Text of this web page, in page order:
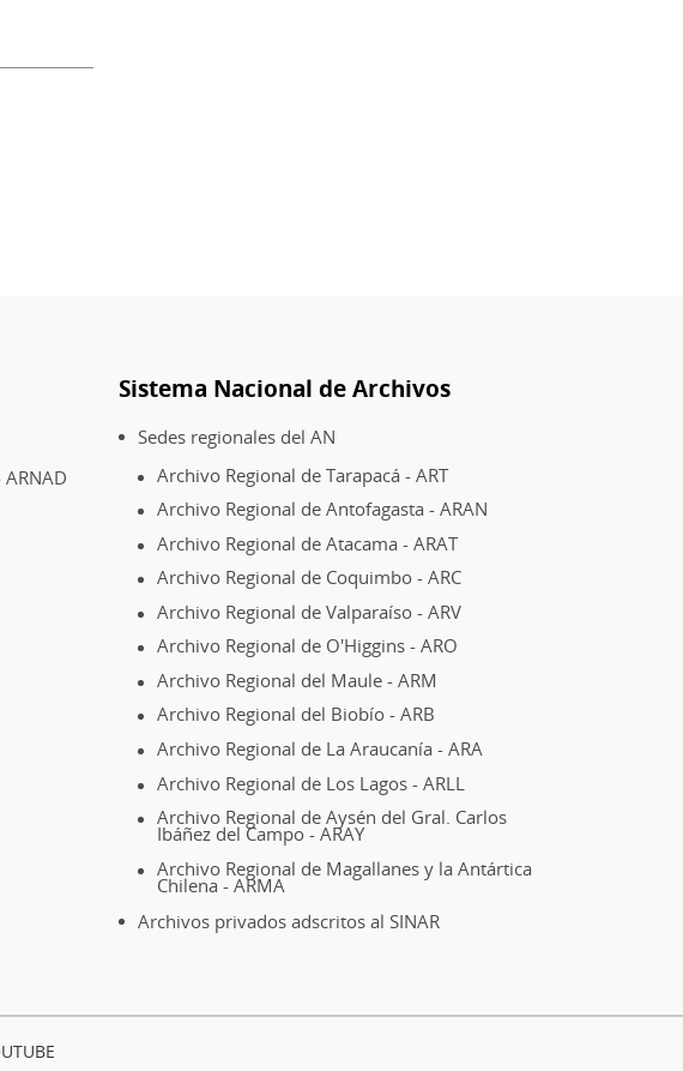
Sistema Nacional de Archivos
Sedes regionales del AN
Archivo Regional de Tarapacá - ART
Archivo Regional de Antofagasta - ARAN
Archivo Regional de Atacama - ARAT
Archivo Regional de Coquimbo - ARC
Archivo Regional de Valparaíso - ARV
Archivo Regional de O'Higgins - ARO
Archivo Regional del Maule - ARM
Archivo Regional del Biobío - ARB
Archivo Regional de La Araucanía - ARA
Archivo Regional de Los Lagos - ARLL
Archivo Regional de Aysén del Gral. Carlos
Ibáñez del Campo - ARAY
Archivo Regional de Magallanes y la Antártica
Chilena - ARMA
Archivos privados adscritos al SINAR